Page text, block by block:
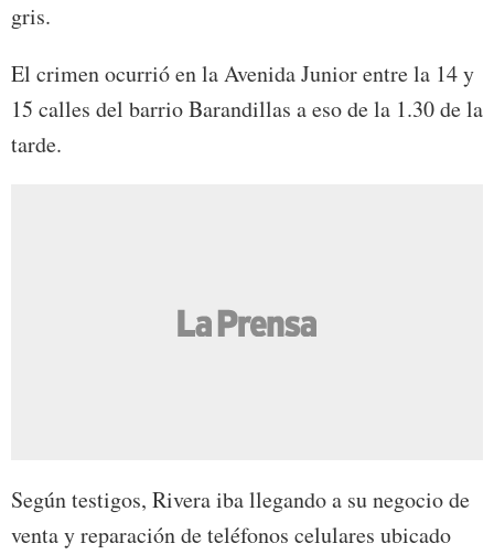
gris.
El crimen ocurrió en la Avenida Junior entre la 14 y
15 calles del barrio Barandillas a eso de la 1.30 de la
tarde.
Según testigos, Rivera iba llegando a su negocio de
venta y reparación de teléfonos celulares ubicado